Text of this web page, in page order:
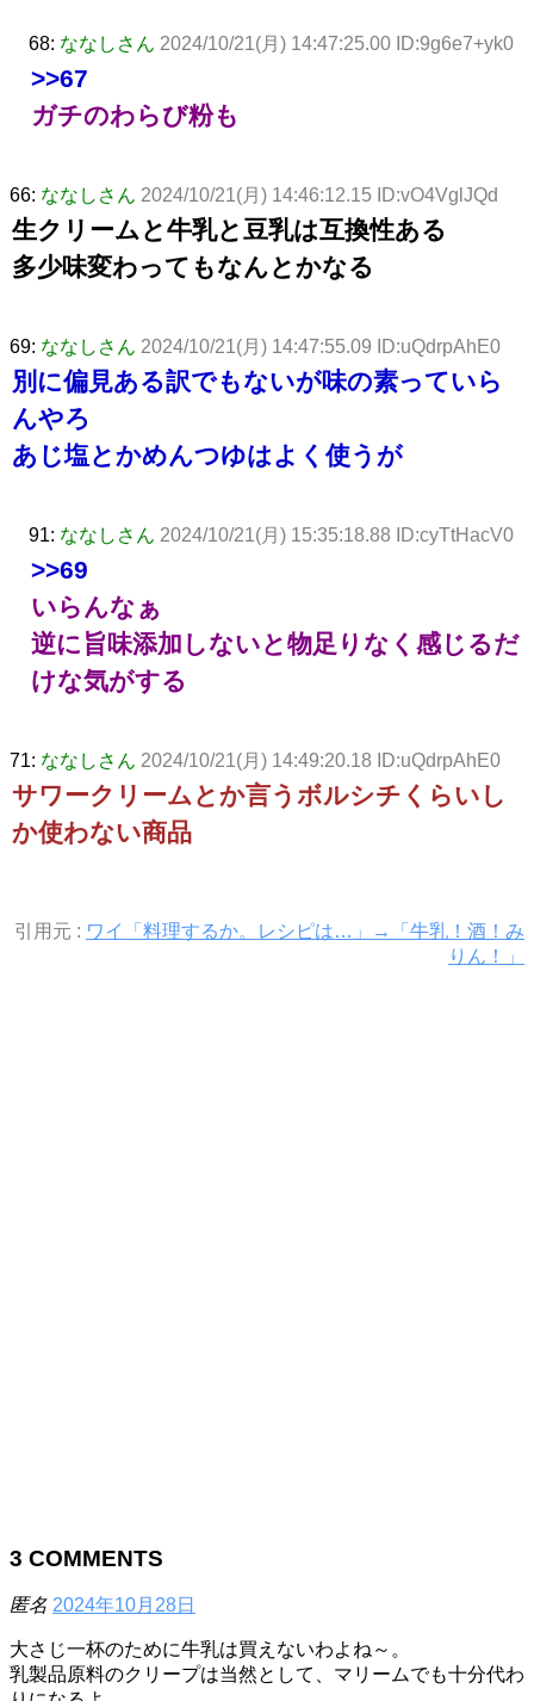
68: ななしさん 2024/10/21(月) 14:47:25.00 ID:9g6e7+yk0
>>67
ガチのわらび粉も
66: ななしさん 2024/10/21(月) 14:46:12.15 ID:vO4VglJQd
生クリームと牛乳と豆乳は互換性ある
多少味変わってもなんとかなる
69: ななしさん 2024/10/21(月) 14:47:55.09 ID:uQdrpAhE0
別に偏見ある訳でもないが味の素っていら
んやろ
あじ塩とかめんつゆはよく使うが
91: ななしさん 2024/10/21(月) 15:35:18.88 ID:cyTtHacV0
>>69
いらんなぁ
逆に旨味添加しないと物足りなく感じるだ
けな気がする
71: ななしさん 2024/10/21(月) 14:49:20.18 ID:uQdrpAhE0
サワークリームとか言うボルシチくらいし
か使わない商品
引用元 : ワイ「料理するか。レシピは…」→「牛乳！酒！み
りん！」
3 COMMENTS
匿名 2024年10月28日
大さじ一杯のために牛乳は買えないわよね～。
乳製品原料のクリープは当然として、マリームでも十分代わ